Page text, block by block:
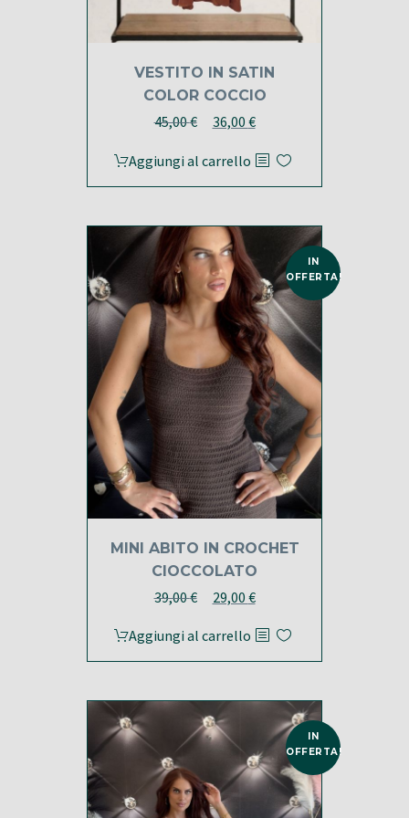
VESTITO IN SATIN
COLOR COCCIO
45,00€
Il
originale
era:
36,00 €
attuale
è:
Aggiungi al carrello
IN
OFFERTA!
MINI ABITO IN CROCHET
CIOCCOLATO
39,00€
Il
originale
era:
29,00 €
attuale
è:
Aggiungi al carrello
IN
OFFERTA!